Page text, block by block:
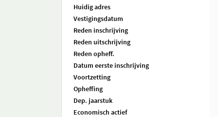
Huidig adres
Vestigingsdatum
Reden inschrijving
Reden uitschrijving
Reden opheff.
Datum eerste inschrijving
Voortzetting
Opheffing
Dep. jaarstuk
Economisch actief